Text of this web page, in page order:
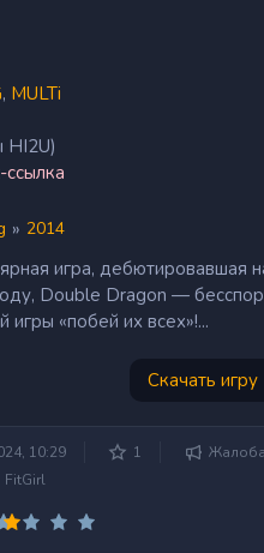
, MULTi
HI2U)
» 2014
игра, дебютировавшая
Double Dragon —
«побей их всех»!...
Скачать игру
10:29 1
FitGirl